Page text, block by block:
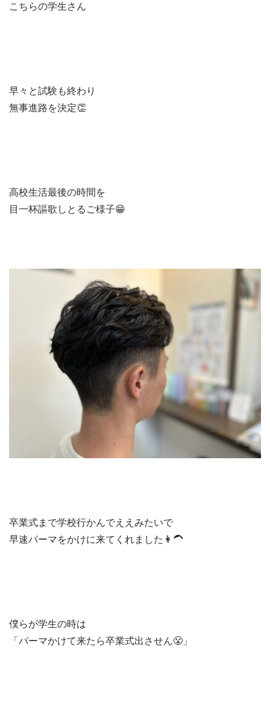
こちらの学生さん
早々と試験も終わり
無事進路を決定👏
高校生活最後の時間を
目一杯謳歌しとるご様子😁
卒業式まで学校行かんでええみたいで
早速パーマをかけに来てくれました👩‍🦱
僕らが学生の時は
「パーマかけて来たら卒業式出させん😤」